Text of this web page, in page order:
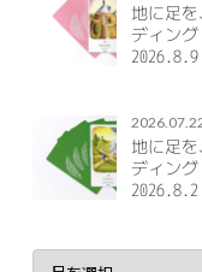
地に足
ディン
2026.8.9
地に足
ディン
2026.8.2